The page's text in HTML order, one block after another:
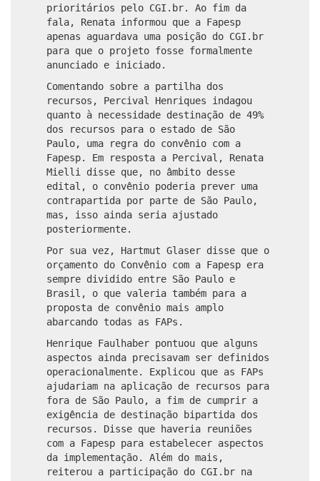
prioritários pelo CGI.br. Ao fim da
fala, Renata informou que a Fapesp
apenas aguardava uma posição do CGI.br
para que o projeto fosse formalmente
anunciado e iniciado.
Comentando sobre a partilha dos
recursos, Percival Henriques indagou
quanto à necessidade destinação de 49%
dos recursos para o estado de São
Paulo, uma regra do convênio com a
Fapesp. Em resposta a Percival, Renata
Mielli disse que, no âmbito desse
edital, o convênio poderia prever uma
contrapartida por parte de São Paulo,
mas, isso ainda seria ajustado
posteriormente.
Por sua vez, Hartmut Glaser disse que o
orçamento do Convênio com a Fapesp era
sempre dividido entre São Paulo e
Brasil, o que valeria também para a
proposta de convênio mais amplo
abarcando todas as FAPs.
Henrique Faulhaber pontuou que alguns
aspectos ainda precisavam ser definidos
operacionalmente. Explicou que as FAPs
ajudariam na aplicação de recursos para
fora de São Paulo, a fim de cumprir a
exigência de destinação bipartida dos
recursos. Disse que haveria reuniões
com a Fapesp para estabelecer aspectos
da implementação. Além do mais,
reiterou a participação do CGI.br na